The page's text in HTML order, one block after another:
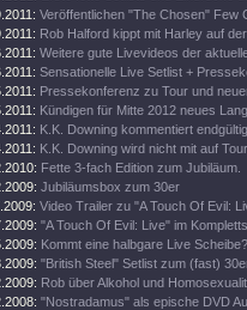
Veröffentlichen "The Chosen" Few
Rob Halford kippt mit Harley auf
Weitere gute Livevideos der
Sensationelle Live Setlist +
Pressekonferenz zu Tour und
Kündigen für Mitte 2012 neues
K.K. Downing kommentiert
K.K. Downing wird nicht mit auf
Fette 3-fach Edition zum Jubiläum.
Jubiläumsbox zum 30er
Video Trailer zu "A Touch Of Evil:
"A Touch Of Evil: Live" im
Kommt eine halbgare Live Scheibe?
"British Steel" Setlist zum (fast)
Rob über Alkohol und
"Nostradamus" als epische DVD